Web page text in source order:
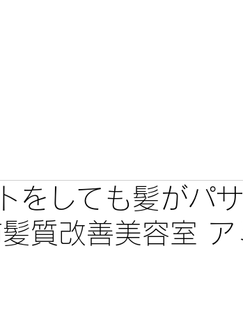
をしても髪がパ
質改善美容室 ア